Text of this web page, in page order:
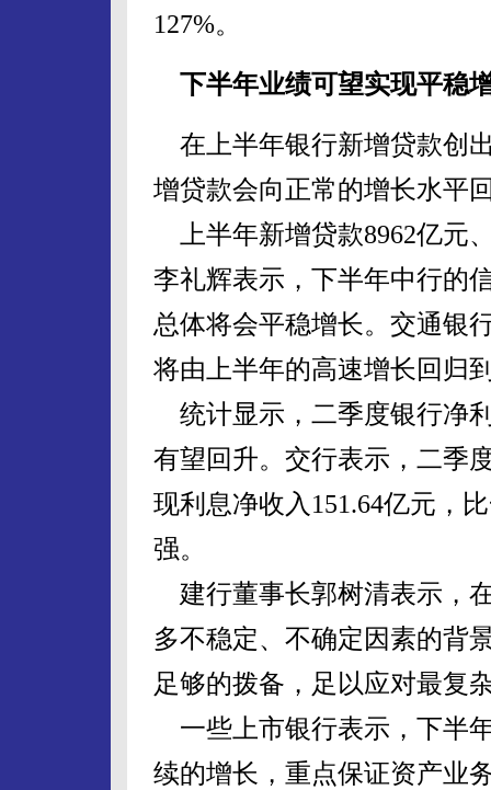
127%。
下半年业绩可望实现平稳
在上半年银行新增贷款创
增贷款会向正常的增长水平
上半年新增贷款8962亿元
李礼辉表示，下半年中行的
总体将会平稳增长。交通银
将由上半年的高速增长回归
统计显示，二季度银行净
有望回升。交行表示，二季
现利息净收入151.64亿元，
强。
建行董事长郭树清表示，
多不稳定、不确定因素的背
足够的拨备，足以应对最复
一些上市银行表示，下半
续的增长，重点保证资产业